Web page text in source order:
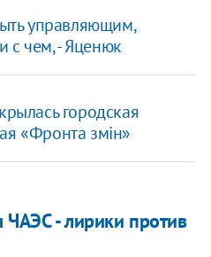
управляющим,
с чем, - Яценюк
городская
«Фронта змiн»
- лирики против